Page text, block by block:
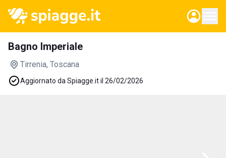
Bagno Imperiale
Tirrenia, Toscana
Aggiornato da Spiagge.it il 26/02/2026